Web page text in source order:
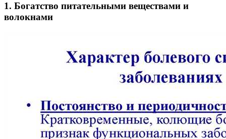
1. Богатство питательными веществами и
волокнами